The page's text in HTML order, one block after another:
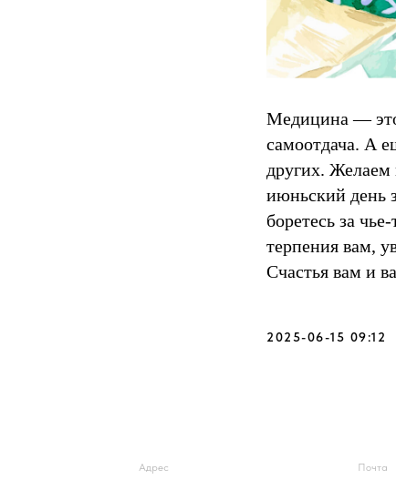
Медицина —
самоотдача. А
других. Желаем
июньский день
боретесь за
терпения вам,
Счастья вам и
2025-06-15 09:12
Адрес Почта